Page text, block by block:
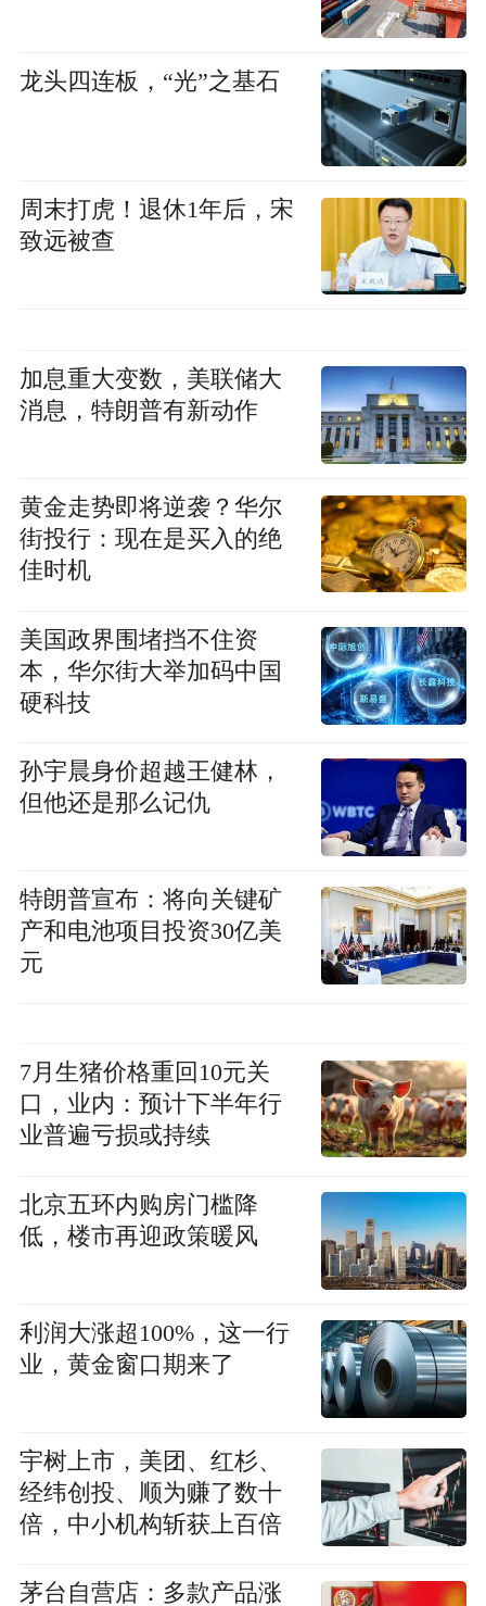
龙头四连板，“光”之基石
周末打虎！退休1年后，宋
致远被查
加息重大变数，美联储大
消息，特朗普有新动作
黄金走势即将逆袭？华尔
街投行：现在是买入的绝
佳时机
美国政界围堵挡不住资
本，华尔街大举加码中国
硬科技
孙宇晨身价超越王健林，
但他还是那么记仇
特朗普宣布：将向关键矿
产和电池项目投资30亿美
元
7月生猪价格重回10元关
口，业内：预计下半年行
业普遍亏损或持续
北京五环内购房门槛降
低，楼市再迎政策暖风
利润大涨超100%，这一行
业，黄金窗口期来了
宇树上市，美团、红杉、
经纬创投、顺为赚了数十
倍，中小机构斩获上百倍
茅台自营店：多款产品涨